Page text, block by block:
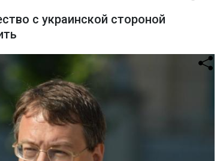
с украинской стороной